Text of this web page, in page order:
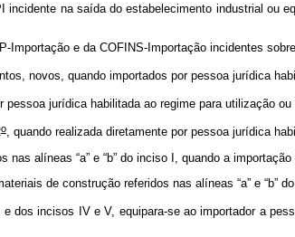
na saída do estabelecimento industrial ou
Importação e da COFINS-Importação incidentes
novos, quando importados por pessoa jurídica
pessoa jurídica habilitada ao regime para utilização
o, quando realizada diretamente por pessoa jurídica
alíneas “a” e “b” do inciso I, quando a
de construção referidos nas alíneas “a” e “b”
e dos incisos IV e V, equipara-se ao importador a